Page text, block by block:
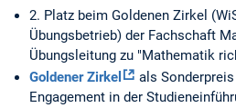
2. Platz beim Goldenen Zirkel
Übungsbetrieb) der Fachschaft
Übungsleitung zu "Mathematik
Goldener Zirkel
als
Engagement in der